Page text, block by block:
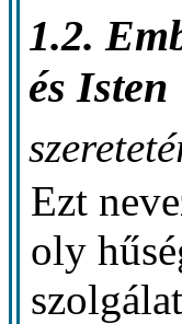
1.2.
és Isten
Ezt
oly